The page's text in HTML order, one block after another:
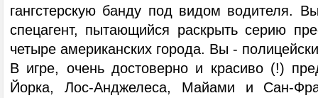
гангстерскую банду под видом водителя.
спецагент, пытающийся раскрыть серию
четыре американских города. Вы -
В игре, очень достоверно и красиво (!)
Йорка, Лос-Анджелеса, Майами и Сан-